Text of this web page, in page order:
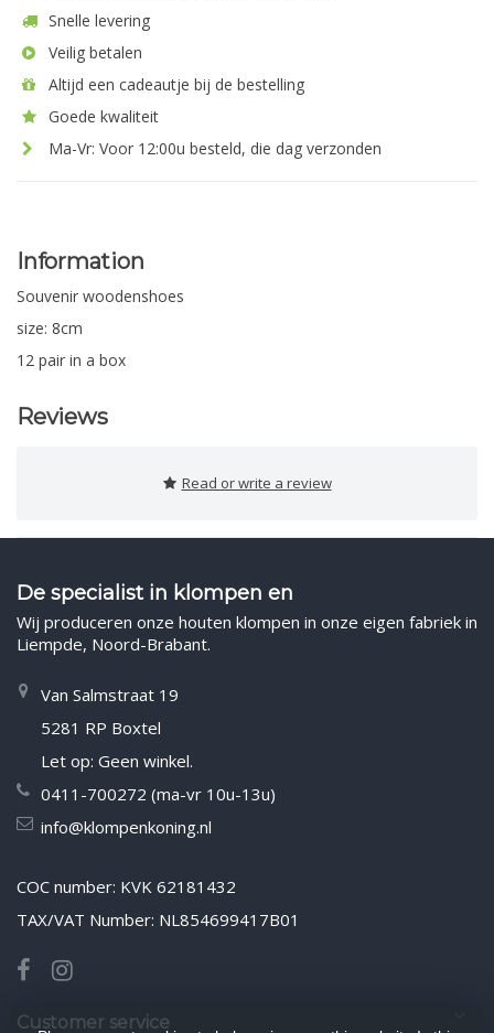
Snelle levering
Veilig betalen
Altijd een cadeautje bij de bestelling
Goede kwaliteit
Ma-Vr: Voor 12:00u besteld, die dag verzonden
Information
Souvenir woodenshoes
size: 8cm
12 pair in a box
Reviews
Read or write a review
De specialist in klompen en
Wij produceren onze houten klompen in onze eigen fabriek in
Liempde, Noord-Brabant.
Van Salmstraat 19
5281 RP Boxtel
Let op: Geen winkel.
0411-700272 (ma-vr 10u-13u)
info@klompenkoning.nl
COC number: KVK 62181432
TAX/VAT Number: NL854699417B01
Customer service